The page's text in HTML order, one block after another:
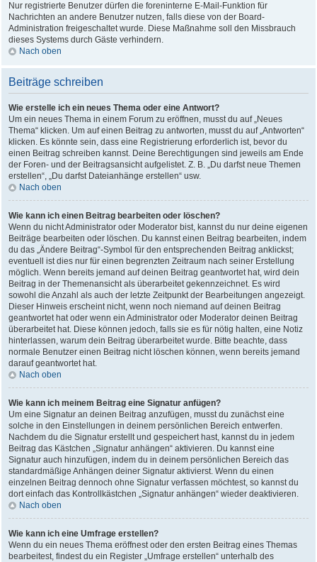
Nur registrierte Benutzer dürfen die foreninterne E-Mail-Funktion für
Nachrichten an andere Benutzer nutzen, falls diese von der Board-
Administration freigeschaltet wurde. Diese Maßnahme soll den Missbrauch
dieses Systems durch Gäste verhindern.
Nach oben
Beiträge schreiben
Wie erstelle ich ein neues Thema oder eine Antwort?
Um ein neues Thema in einem Forum zu eröffnen, musst du auf „Neues
Thema“ klicken. Um auf einen Beitrag zu antworten, musst du auf „Antworten“
klicken. Es könnte sein, dass eine Registrierung erforderlich ist, bevor du
einen Beitrag schreiben kannst. Deine Berechtigungen sind jeweils am Ende
der Foren- und der Beitragsansicht aufgelistet. Z. B. „Du darfst neue Themen
erstellen“, „Du darfst Dateianhänge erstellen“ usw.
Nach oben
Wie kann ich einen Beitrag bearbeiten oder löschen?
Wenn du nicht Administrator oder Moderator bist, kannst du nur deine eigenen
Beiträge bearbeiten oder löschen. Du kannst einen Beitrag bearbeiten, indem
du das „Ändere Beitrag“-Symbol für den entsprechenden Beitrag anklickst;
eventuell ist dies nur für einen begrenzten Zeitraum nach seiner Erstellung
möglich. Wenn bereits jemand auf deinen Beitrag geantwortet hat, wird dein
Beitrag in der Themenansicht als überarbeitet gekennzeichnet. Es wird
sowohl die Anzahl als auch der letzte Zeitpunkt der Bearbeitungen angezeigt.
Dieser Hinweis erscheint nicht, wenn noch niemand auf deinen Beitrag
geantwortet hat oder wenn ein Administrator oder Moderator deinen Beitrag
überarbeitet hat. Diese können jedoch, falls sie es für nötig halten, eine Notiz
hinterlassen, warum dein Beitrag überarbeitet wurde. Bitte beachte, dass
normale Benutzer einen Beitrag nicht löschen können, wenn bereits jemand
darauf geantwortet hat.
Nach oben
Wie kann ich meinem Beitrag eine Signatur anfügen?
Um eine Signatur an deinen Beitrag anzufügen, musst du zunächst eine
solche in den Einstellungen in deinem persönlichen Bereich entwerfen.
Nachdem du die Signatur erstellt und gespeichert hast, kannst du in jedem
Beitrag das Kästchen „Signatur anhängen“ aktivieren. Du kannst eine
Signatur auch hinzufügen, indem du in deinem persönlichen Bereich das
standardmäßige Anhängen deiner Signatur aktivierst. Wenn du einen
einzelnen Beitrag dennoch ohne Signatur verfassen möchtest, so kannst du
dort einfach das Kontrollkästchen „Signatur anhängen“ wieder deaktivieren.
Nach oben
Wie kann ich eine Umfrage erstellen?
Wenn du ein neues Thema eröffnest oder den ersten Beitrag eines Themas
bearbeitest, findest du ein Register „Umfrage erstellen“ unterhalb des